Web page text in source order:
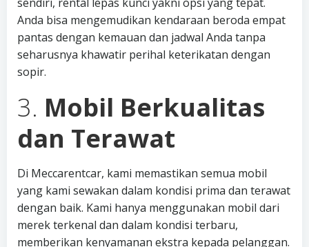
Anda bisa mengemudikan kendaraan beroda empat
pantas dengan kemauan dan jadwal Anda tanpa
seharusnya khawatir perihal keterikatan dengan
sopir.
3. Mobil Berkualitas
dan Terawat
Di Meccarentcar, kami memastikan semua mobil
yang kami sewakan dalam kondisi prima dan terawat
dengan baik. Kami hanya menggunakan mobil dari
merek terkenal dan dalam kondisi terbaru,
memberikan kenyamanan ekstra kepada pelanggan.